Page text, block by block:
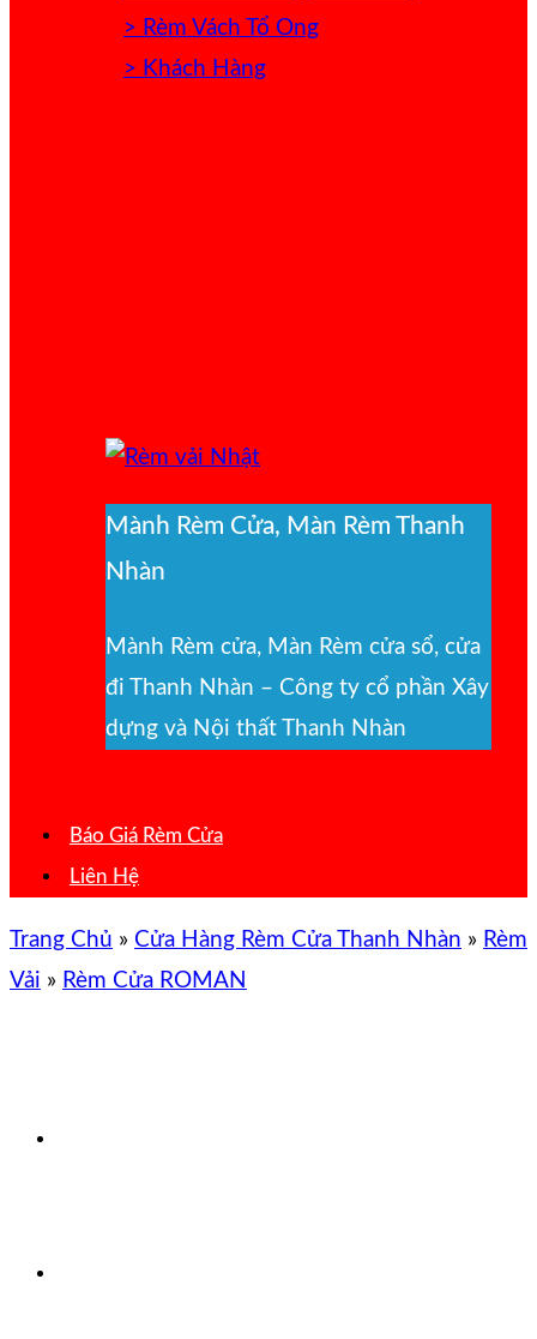
> Rèm Vách Tổ Ong
> Khách Hàng
Mành Rèm Cửa, Màn Rèm Thanh
Nhàn
Mành Rèm cửa, Màn Rèm cửa sổ, cửa
đi Thanh Nhàn – Công ty cổ phần Xây
dựng và Nội thất Thanh Nhàn
Báo Giá Rèm Cửa
Liên Hệ
Trang Chủ » Cửa Hàng Rèm Cửa Thanh Nhàn » Rèm
Vải » Rèm Cửa ROMAN